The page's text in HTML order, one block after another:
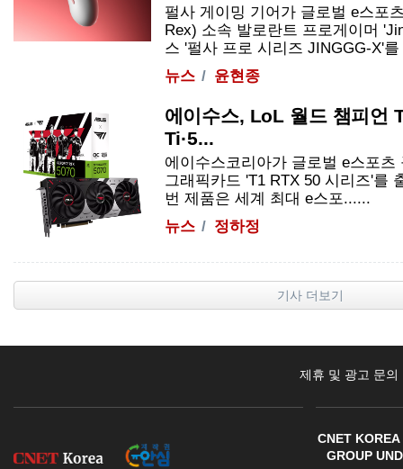
펄사 게이밍 기어가 글로벌 e스포
Rex) 소속 발로란트 프로게이머
스 '펄사 프로 시리즈 JINGGG-X'
뉴스
윤현종
에이수스, LoL 월드 챔피언
Ti·5...
에이수스코리아가 글로벌 e스포
그래픽카드 'T1 RTX 50 시리즈'를
번 제품은 세계 최대 e스포......
뉴스
정하정
기사 더보기
제휴 및 광고 문의
CNET
GROUP